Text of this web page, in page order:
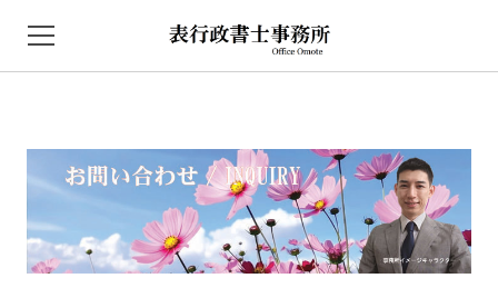
NEWS
取扱業務